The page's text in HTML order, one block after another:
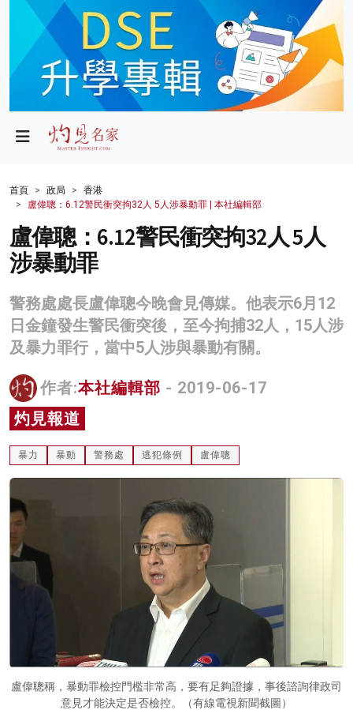
政局
財經
生活
健康
商業
科技
影片
名家榜
灼見活動
首頁 政局
香港
盧偉聰：6.12警民衝突拘32人 5人涉暴動罪 | 本社編輯部
盧偉聰：6.12警民衝突拘32人 5人
涉暴動罪
警務處處長盧偉聰今晚會見傳媒。他表示6月12
日金鐘發生警民衝突後，至今拘捕32人，15人涉
及暴力罪行，當中5人涉與暴動有關。
作者:本社編輯部 - 2019-06-17
灼見報道
暴力 暴動 警務處 逃犯條例 盧偉聰
盧偉聰稱，暴動罪檢控門檻非常高，要有足夠證據，事後諮詢律政司
意見才能決定是否檢控。（有線電視新聞截圖）